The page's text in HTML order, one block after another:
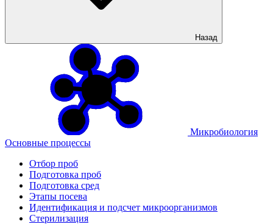
Назад
Микробиология
Основные процессы
Отбор проб
Подготовка проб
Подготовка сред
Этапы посева
Идентификация и подсчет микроорганизмов
Стерилизация